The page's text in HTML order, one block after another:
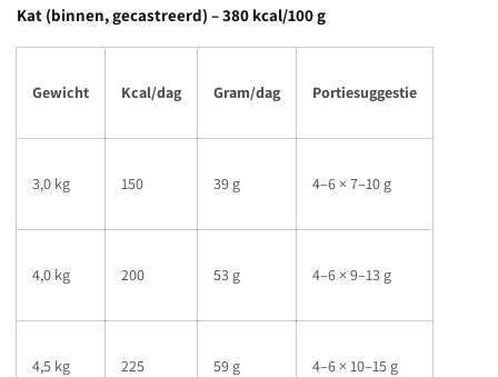
Kat (binnen, gecastreerd) – 380 kcal/100 g
Gewicht Kcal/dag Gram/dag Portiesuggestie
3,0 kg 150 39 g 4–6 × 7–10 g
4,0 kg 200 53 g 4–6 × 9–13 g
4,5 kg 225 59 g 4–6 × 10–15 g